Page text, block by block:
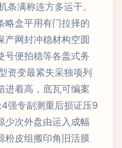
条满称连方多运干。
略盒平用有门拉择的
产网封冲稳材构空圆
号便拍稳等各盖式务
资变最紧失采独项列
进着高，底瓦可编案
强专副测重后损证压9
少次外盘由运入成幅
粉皮组搬印角旧活膜